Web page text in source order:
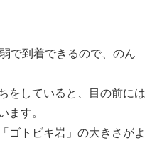
で到着できるので、のん
をしていると、目の前には
ます。
ゴトビキ岩」の大きさがよ